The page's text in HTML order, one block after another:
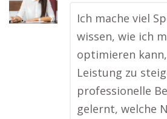
Ich mache viel
wissen, wie ich
optimieren
Leistung zu
professionelle
gelernt, welche